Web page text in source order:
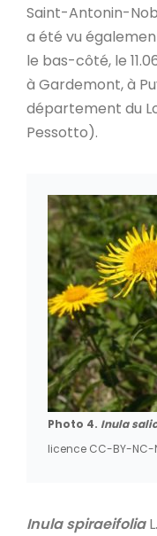
Saint-Antonin-
a été vu
le bas-côté, le
à Gardemont, à
département du
Pessotto).
Photo 4. Inula
licence CC-BY-NC-
Inula spiraeifolia